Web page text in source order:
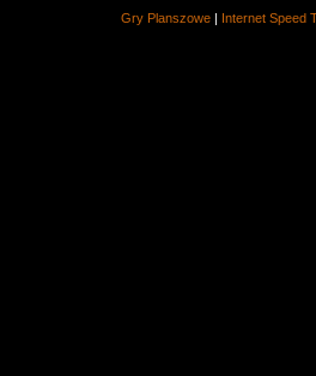
Gry Planszowe | Internet Speed